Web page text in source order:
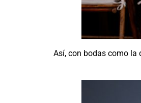
Así, con bodas como la